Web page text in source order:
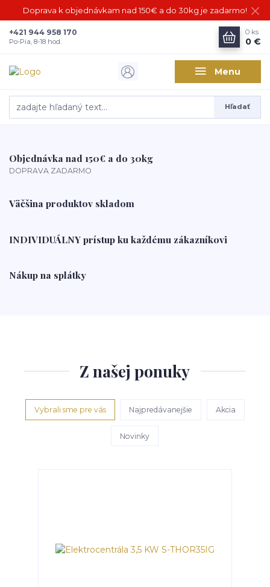
Doprava k objednávkam nad 150€ a do 30kg je zadarmo!
Menu
Hľadať
+421 944 958 170
Po-Pia, 8-18 hod.
0 ks
0 €
Objednávka nad 150€ a do 30kg
DOPRAVA ZADARMO
Väčšina produktov skladom
INDIVIDUÁLNY prístup ku každému zákazníkovi
Nákup na splátky
Z našej ponuky
Vybrali sme pre vás Najpredávanejšie Akcia
Novinky